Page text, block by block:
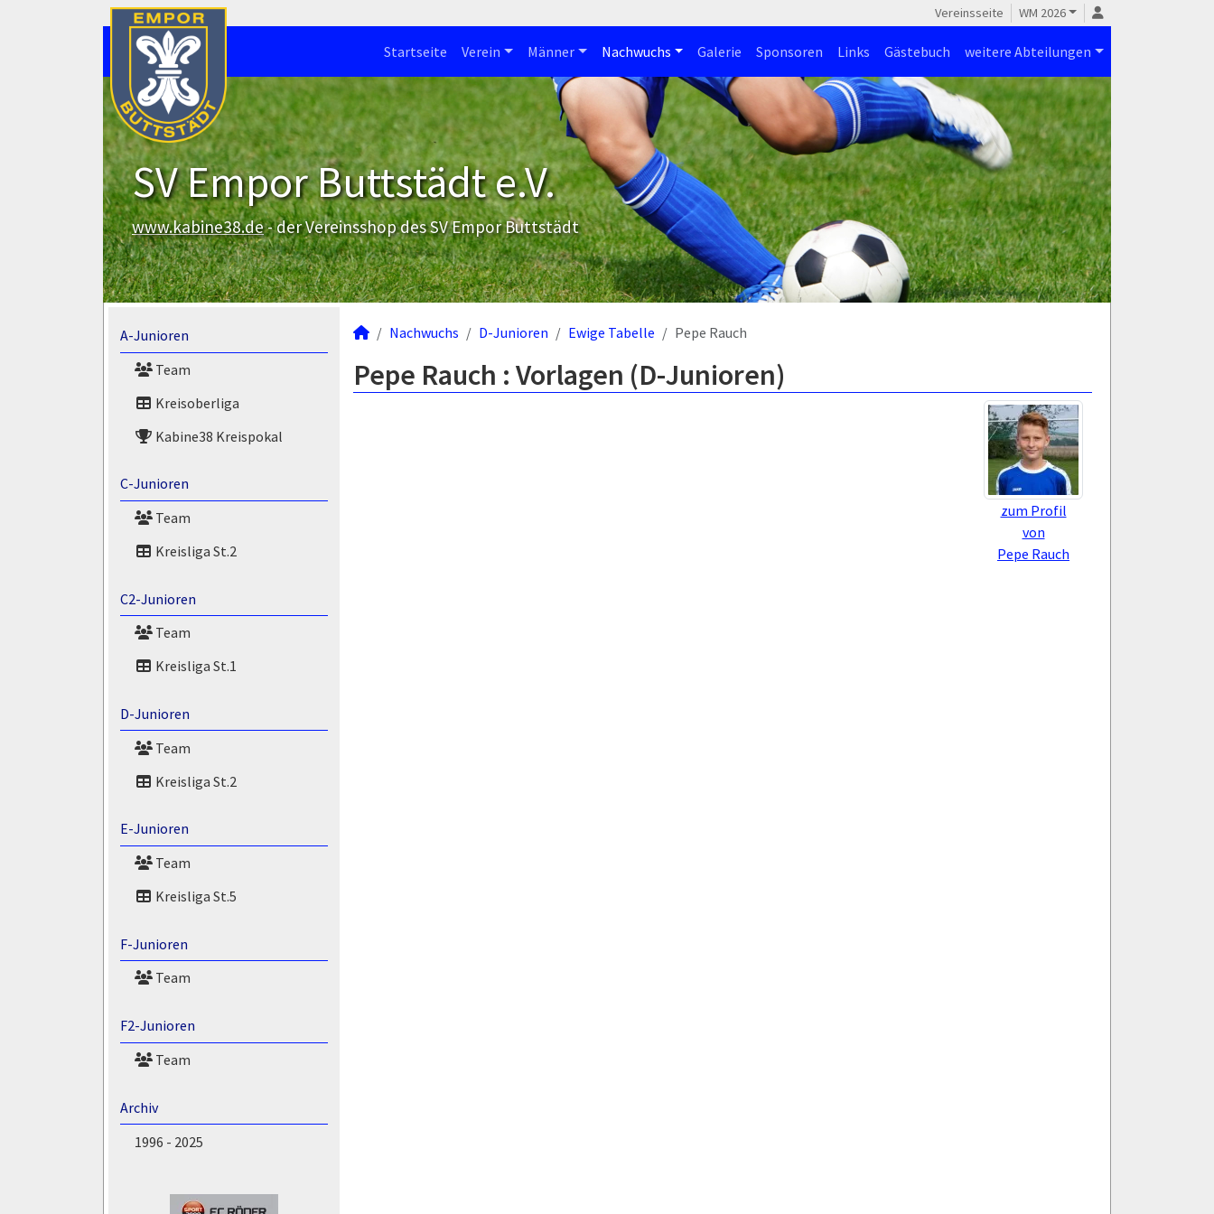
Vereinsseite WM 2026
Startseite Verein Männer Nachwuchs Galerie Sponsoren Links Gästebuch weitere Abteilungen
SV Empor Buttstädt e.V.
www.kabine38.de- der Vereinsshop des SV Empor Buttstädt
A-Junioren
Team
Kreisoberliga
Kabine38 Kreispokal
C-Junioren
Team
Kreisliga St.2
C2-Junioren
Team
Kreisliga St.1
D-Junioren
Team
Kreisliga St.2
E-Junioren
Team
Kreisliga St.5
F-Junioren
Team
F2-Junioren
Team
Archiv
1996 - 2025
Nachwuchs D-Junioren Ewige Tabelle Pepe Rauch
Pepe Rauch : Vorlagen (D-Junioren)
zum Profil
von
Pepe Rauch